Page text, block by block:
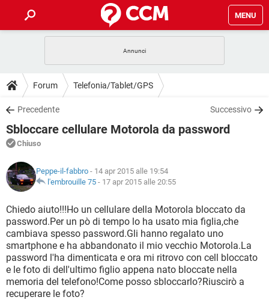
MENU
INTRATTENIMENTO ANDROID
iOS
INSTAGRAM WHATSAPP
TIKTOK
HARDWARE
GUIDE
COVID-19 GAMING
iOS
INSTAGRAM
TIKTOK FACEBOOK
DOWNLOAD
COVID-19 GAMING
INTRATTENIMENTO
iOS WINDOWS 10
INSTAGRAM
TIKTOK FACEBOOK
HARDWARE
FORUM
COVID-19
INTRATTENIMENTO ANDROID
INSTAGRAM WHATSAPP
TIKTOK FACEBOOK
HARDWARE
GLOSSARIO
COVID-19
INTRATTENIMENTO ANDROID
iOS WINDOWS 10
INSTAGRAM WHATSAPP
TIKTOK FACEBOOK
HARDWARE
Forum Telefonia/Tablet/GPS
Precedente Successivo
Sbloccare cellulare Motorola da password
Chiuso
Peppe-il-fabbro - 14 apr 2015 alle 19:54
l'embrouille 75 - 17 apr 2015 alle 20:55
Chiedo aiuto!!!Ho un cellulare della Motorola bloccato da
password.Per un pò di tempo lo ha usato mia figlia,che
cambiava spesso password.Gli hanno regalato uno
smartphone e ha abbandonato il mio vecchio Motorola.La
password l'ha dimenticata e ora mi ritrovo con cell bloccato
e le foto di dell'ultimo figlio appena nato bloccate nella
memoria del telefono!Come posso sbloccarlo?Riuscirò a
recuperare le foto?